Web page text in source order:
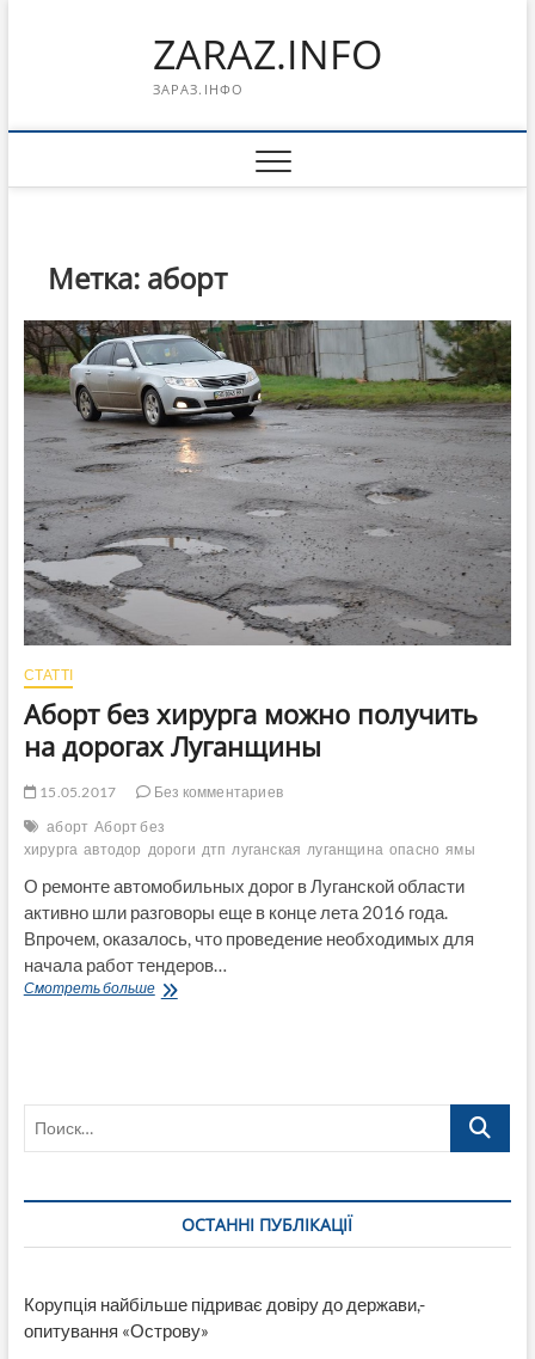
ZARAZ.INFO
ЗАРАЗ.ІНФО
Метка: аборт
СТАТТІ
Аборт без хирурга можно получить
на дорогах Луганщины
15.05.2017
Без комментариев
аборт Аборт без
хирурга автодор дороги дтп луганская луганщина опасно ямы
О ремонте автомобильных дорог в Луганской области
активно шли разговоры еще в конце лета 2016 года.
Впрочем, оказалось, что проведение необходимых для
начала работ тендеров…
Смотреть большеАборт
Поиск…
ОСТАННІ ПУБЛІКАЦІЇ
Корупція найбільше підриває довіру до держави,-
опитування «Острову»